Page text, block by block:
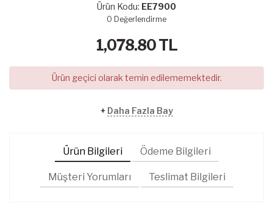
Ürün Kodu: EE7900
0 Değerlendirme
1,078.80TL
Ürün geçici olarak temin edilememektedir.
+ Daha Fazla Bay
Ürün Bilgileri Ödeme Bilgileri
Müşteri Yorumları Teslimat Bilgileri